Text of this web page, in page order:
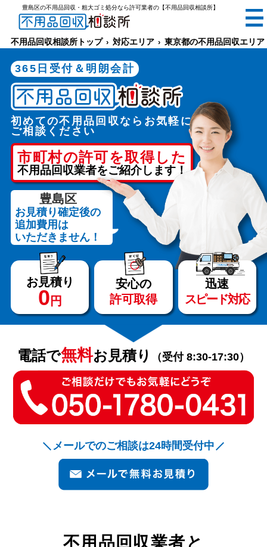
豊島区の不用品回収・粗大ゴミ処分なら許可業者の【不用品回収相談所】
電話で無料お見積り （受付 8:30-17:30）
メールでのご相談は24時間受付中
不用品回収相談所TOP
当社について
サービス
料金
対応エリア
お客様の声
よくある質問
不用品回収相談所トップ 対応エリア 東京都の不用品回収エリア
365日受付＆明朗会計
初めての不用品回収ならお気軽に
ご相談ください
市町村の許可を取得した
不用品回収業者をご紹介します！
豊島区
お見積り確定後の
追加費用は
いただきません！
お見積り
0 円
安心の
許可取得
迅速
スピード対応
電話で無料お見積り （受付 8:30-17:30）
メールでのご相談は24時間受付中
不用品回収業者と